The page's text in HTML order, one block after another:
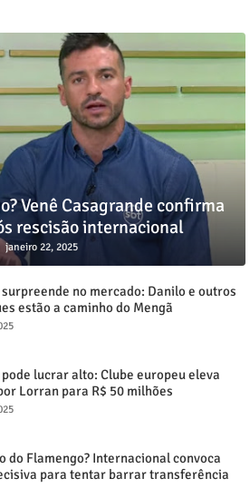
Venê Casagrande confirma
rescisão internacional
janeiro 22, 2025
no mercado: Danilo e outros
estão a caminho do Mengã
lucrar alto: Clube europeu eleva
Lorran para R$ 50 milhões
do Flamengo? Internacional convoca
para tentar barrar transferência